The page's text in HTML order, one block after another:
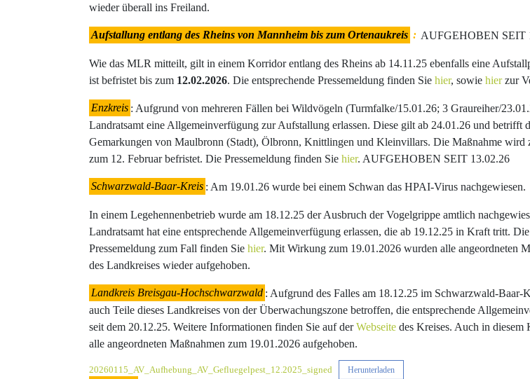
wieder überall ins Freiland.
Aufstallung entlang des Rheins von Mannheim bis zum Ortenaukreis : AUFGEHOBEN SEIT
Wie das MLR mitteilt, gilt in einem Korridor entlang des Rheins ab 14.11.25 ebenfalls eine
ist befristet bis zum 12.02.2026. Die entsprechende Pressemeldung finden Sie hier, sowie hierzur
Enzkreis : Aufgrund von mehreren Fällen bei Wildvögeln (Turmfalke/15.01.26; 3 Graureiher/
Landratsamt eine Allgemeinverfügung zur Aufstallung erlassen. Diese gilt ab 24.01.26 und betrifft
Gemarkungen von Maulbronn (Stadt), Ölbronn, Knittlingen und Kleinvillars. Die Maßnahme wird
zum 12. Februar befristet. Die Pressemeldung finden Sie hier. AUFGEHOBEN SEIT 13.02.26
Schwarzwald-Baar-Kreis : Am 19.01.26 wurde bei einem Schwan das HPAI-Virus nachgewiesen.
In einem Legehennenbetrieb wurde am 18.12.25 der Ausbruch der Vogelgrippe amtlich
Landratsamt hat eine entsprechende Allgemeinverfügung erlassen, die ab 19.12.25 in Kraft tritt. Die
Pressemeldung zum Fall finden Sie hier. Mit Wirkung zum 19.01.2026 wurden alle angeordneten
des Landkreises wieder aufgehoben.
Landkreis Breisgau-Hochschwarzwald : Aufgrund des Falles am 18.12.25 im Schwarzwald-Baar-
auch Teile dieses Landkreises von der Überwachungszone betroffen, die entsprechende
seit dem 20.12.25. Weitere Informationen finden Sie auf derWebseite des Kreises. Auch in diesem
alle angeordneten Maßnahmen zum 19.01.2026 aufgehoben.
20260115_AV_Aufhebung_AV_Gefluegelpest_12.2025_signed Herunterladen